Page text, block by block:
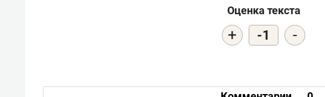
Оценка текста
+ -1 -